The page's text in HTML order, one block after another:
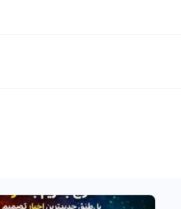
شما تنها وقتی حقیقی می‌شود که شما
از هفتاد شبکه برای انتقال ارزهای